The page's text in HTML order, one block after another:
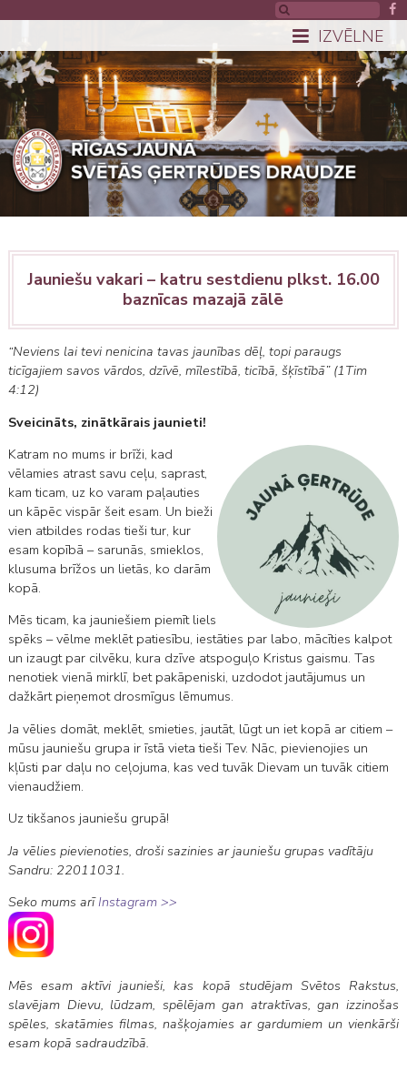
IZVĒLNE
Jauniešu vakari –katru sestdienu plkst. 16.00
baznīcas mazajā zālē
“Neviens lai tevi nenicina tavas jaunības dēļ, topi paraugs
ticīgajiem savos vārdos, dzīvē, mīlestībā, ticībā, šķīstībā” (1Tim
4:12)
Sveicināts, zinātkārais jaunieti!
Katram no mums ir brīži, kad
vēlamies atrast savu ceļu, saprast,
kam ticam, uz ko varam paļauties
un kāpēc vispār šeit esam. Un bieži
vien atbildes rodas tieši tur, kur
esam kopībā – sarunās, smieklos,
klusuma brīžos un lietās, ko darām
kopā.
Mēs ticam, ka jauniešiem piemīt liels
spēks – vēlme meklēt patiesību, iestāties par labo, mācīties kalpot
un izaugt par cilvēku, kura dzīve atspoguļo Kristus gaismu. Tas
nenotiek vienā mirklī, bet pakāpeniski, uzdodot jautājumus un
dažkārt pieņemot drosmīgus lēmumus.
Ja vēlies domāt, meklēt, smieties, jautāt, lūgt un iet kopā ar citiem –
mūsu jauniešu grupa ir īstā vieta tieši Tev. Nāc, pievienojies un
kļūsti par daļu no ceļojuma, kas ved tuvāk Dievam un tuvāk citiem
vienaudžiem.
Uz tikšanos jauniešu grupā!
Ja vēlies pievienoties, droši sazinies ar jauniešu grupas vadītāju
Sandru: 22011031.
Seko mums arīInstagram >>
Mēs esam aktīvi jaunieši, kas kopā studējam Svētos Rakstus,
slavējam Dievu, lūdzam, spēlējam gan atraktīvas, gan izzinošas
spēles, skatāmies filmas, našķojamies ar gardumiem un vienkārši
esam kopā sadraudzībā.